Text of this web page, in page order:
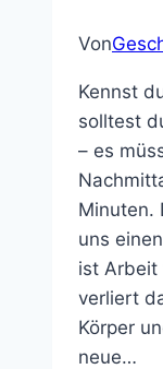
Von
Kennst
solltest
– es
Minuten.
uns
ist Arbeit
verliert
Körper
neue…